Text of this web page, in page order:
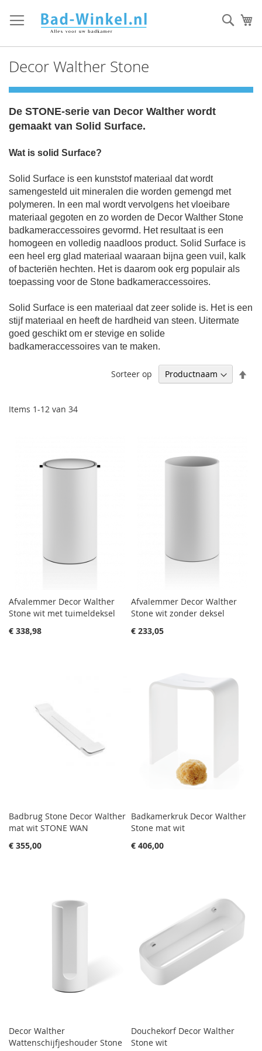
direct
door
inhoud
Decor Walther Stone
De STONE-serie van Decor Walther wordt
gemaakt van Solid Surface.
Wat is solid Surface?
Solid Surface is een kunststof materiaal dat wordt
samengesteld uit mineralen die worden gemengd met
polymeren. In een mal wordt vervolgens het vloeibare
materiaal gegoten en zo worden de Decor Walther Stone
badkameraccessoires gevormd. Het resultaat is een
homogeen en volledig naadloos product. Solid Surface is
een heel erg glad materiaal waaraan bijna geen vuil, kalk
of bacteriën hechten. Het is daarom ook erg populair als
toepassing voor de Stone badkameraccessoires.
Solid Surface is een materiaal dat zeer solide is. Het is een
stijf materiaal en heeft de hardheid van steen. Uitermate
goed geschikt om er stevige en solide
badkameraccessoires van te maken.
Items 1-12 van 34
Sorteer op
Afvalemmer Decor Walther
Stone wit met tuimeldeksel
€ 338,98
Afvalemmer Decor Walther
Stone wit zonder deksel
€ 233,05
Badbrug Stone Decor Walther
mat wit STONE WAN
€ 355,00
Badkamerkruk Decor Walther
Stone mat wit
€ 406,00
Decor Walther
Wattenschijfjeshouder Stone
Douchekorf Decor Walther
Stone wit